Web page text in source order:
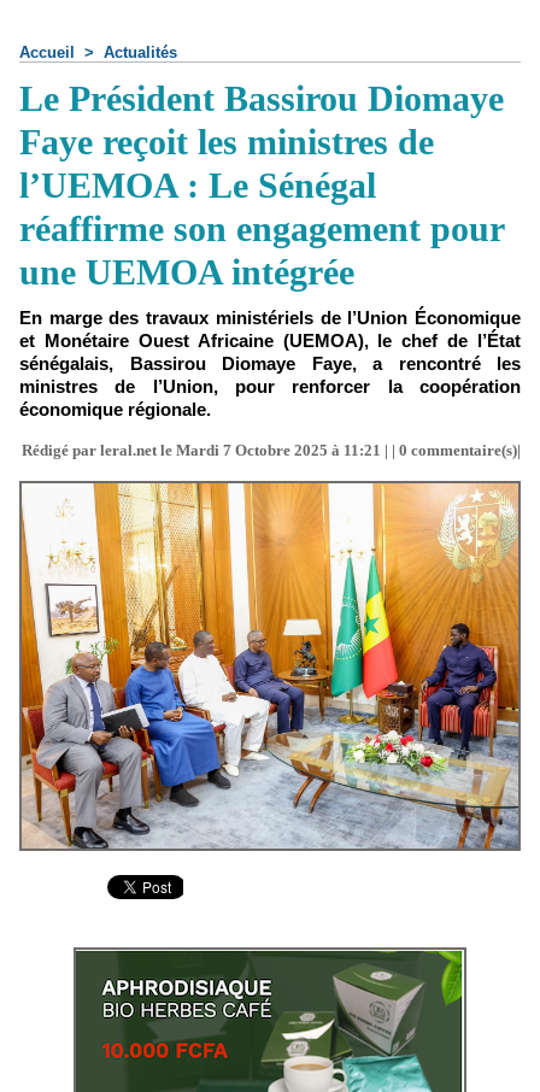
Accueil > Actualités
Le Président Bassirou Diomaye
Faye reçoit les ministres de
l’UEMOA : Le Sénégal
réaffirme son engagement pour
une UEMOA intégrée
En marge des travaux ministériels de l’Union Économique
et Monétaire Ouest Africaine (UEMOA), le chef de l’État
sénégalais, Bassirou Diomaye Faye, a rencontré les
ministres de l’Union, pour renforcer la coopération
économique régionale.
Rédigé par leral.net le Mardi 7 Octobre 2025 à 11:21 | | 0 commentaire(s)|